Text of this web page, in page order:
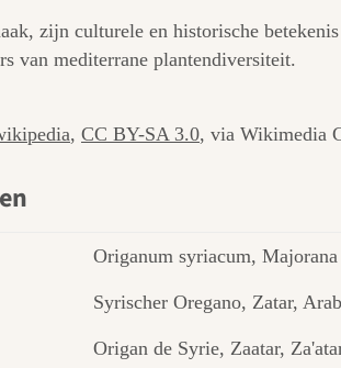
zijn culturele en historische
van mediterrane plantendiversiteit.
, CC BY-SA 3.0, via Wikimedia
Origanum syriacum,
Syrischer Oregano, Zatar,
Origan de Syrie, Zaatar,